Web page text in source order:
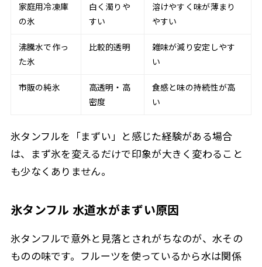
家庭用冷凍庫
の氷
白く濁りや
すい
溶けやすく味が薄まり
やすい
沸騰水で作っ
た氷
比較的透明
雑味が減り安定しやす
い
市販の純氷
高透明・高
密度
食感と味の持続性が高
い
氷タンフルを「まずい」と感じた経験がある場合
は、まず氷を変えるだけで印象が大きく変わること
も少なくありません。
氷タンフル 水道水がまずい原因
氷タンフルで意外と見落とされがちなのが、水その
ものの味です。フルーツを使っているから水は関係